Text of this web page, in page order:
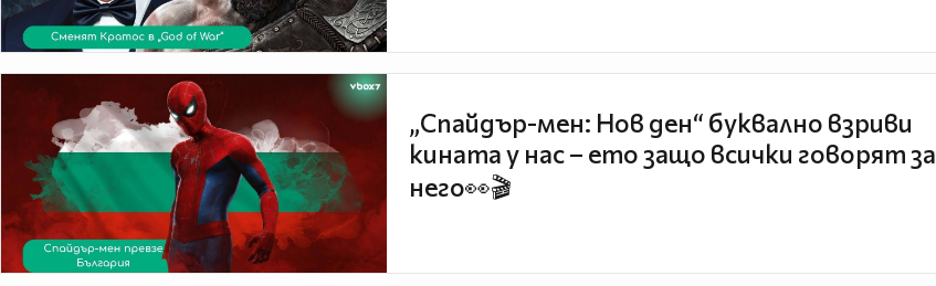
„Спайдър-мен: Нов ден“ буквално взриви
кината у нас – ето защо всички говорят за
него👀🎬